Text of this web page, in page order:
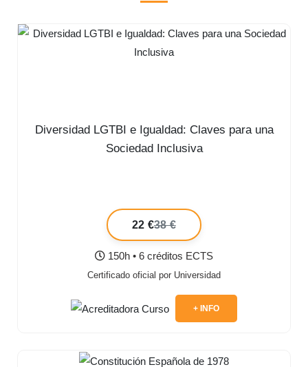
Diversidad LGTBI e Igualdad: Claves para una
Sociedad Inclusiva
22 €38 €
150h • 6 créditos ECTS
Certificado oficial por Universidad
+ INFO